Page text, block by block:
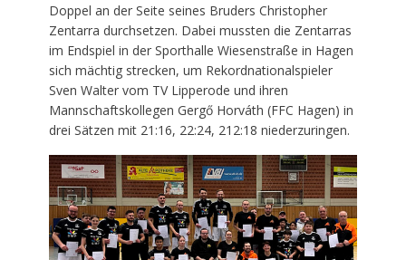
Doppel an der Seite seines Bruders Christopher
Zentarra durchsetzen. Dabei mussten die Zentarras
im Endspiel in der Sporthalle Wiesenstraße in Hagen
sich mächtig strecken, um Rekordnationalspieler
Sven Walter vom TV Lipperode und ihren
Mannschaftskollegen Gergő Horváth (FFC Hagen) in
drei Sätzen mit 21:16, 22:24, 212:18 niederzuringen.